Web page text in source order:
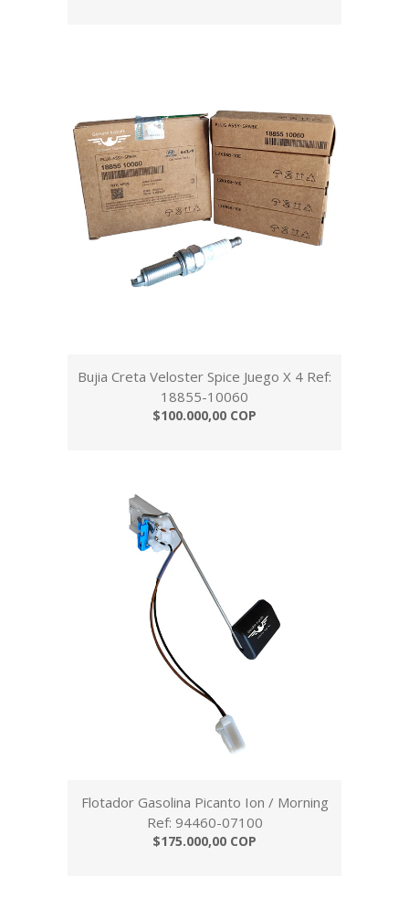
Bujia Creta Veloster Spice Juego X 4 Ref:
18855-10060
$100.000,00 COP
Flotador Gasolina Picanto Ion / Morning
Ref: 94460-07100
$175.000,00 COP